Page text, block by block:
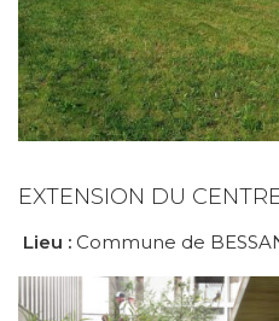
EXTENSION DU
Lieu : Commune de